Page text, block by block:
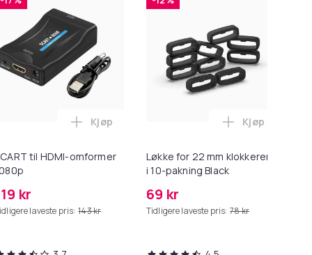
S5/S60/S65/S6 i handlekurven
i handlekurven
Macbook / Erstatningsadapter - MagSafe Gen 2 - 45W i
til HDMI-omformer
kr
laveste pris: 143 kr
Legg SCART til HDMI-omformer 1080p i
Kjøp
Løkke for 22 mm klokkerem
i 10-pakning Black
69 kr
Tidligere laveste pris: 78 kr
Legg Løkke
Kjøp